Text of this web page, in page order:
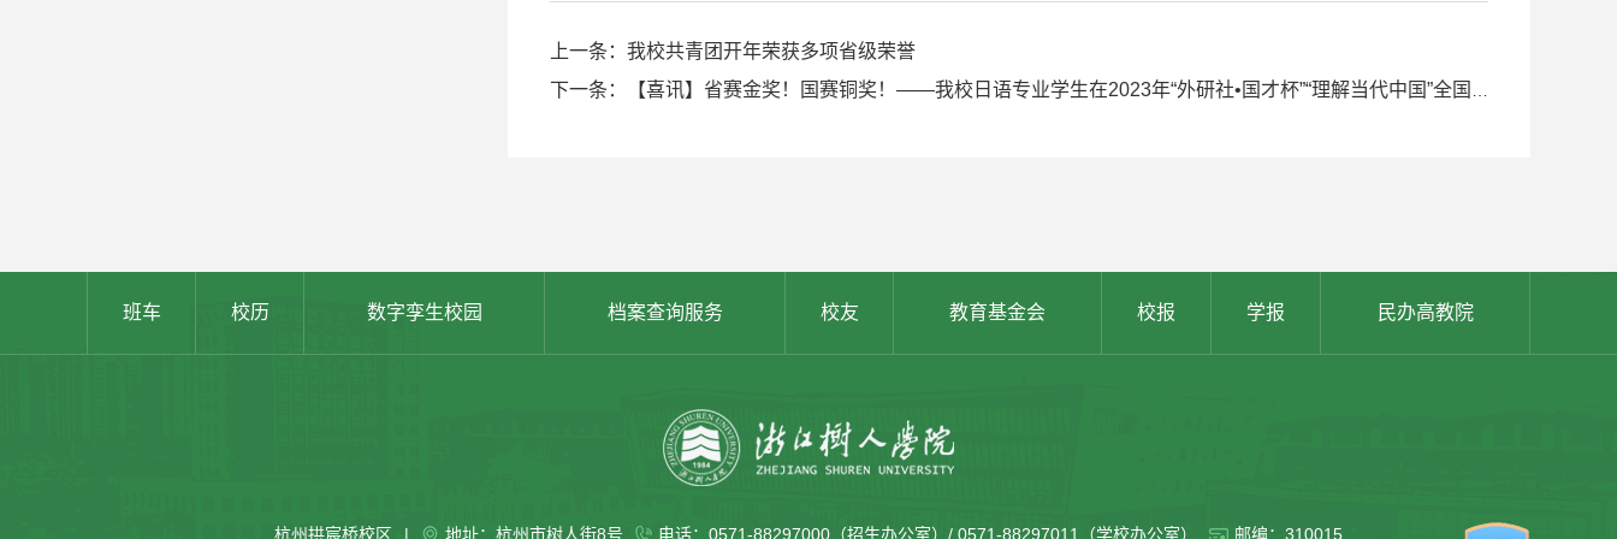
上一条：我校共青团开年荣获多项省级荣誉
班车 校历 数字孪生校园 档案查询服务 校友 教育基金会 校报 学报 民办高教院
杭州拱宸桥校区 | 地址：杭州市树人街8号 电话：0571-88297000（招生办公室）/ 0571-88297011（学校办公室） 邮编：310015